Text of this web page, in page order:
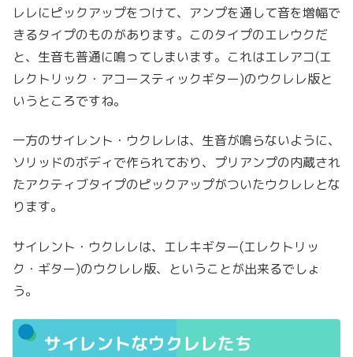
レレにピックアップをつけて、アンプを通して音を増幅で
きるタイプのものがあります。このタイプのエレウクだ
と、生音も普通に鳴ってしまいます。これはエレアコ(エ
レクトリック・アコースティックギター)のウクレレ版と
いうところですね。
一方のサイレント・ウクレレは、生音が鳴らないように、
ソリッドのボディで作られており、プリアンプの内蔵され
たアクティブタイプのピックアップがついたウクレレとな
ります。
サイレント・ウクレレは、エレキギター(エレクトリッ
ク・ギター)のウクレレ版、ということが出来るでしょ
う。
サイレントなウクレレたち